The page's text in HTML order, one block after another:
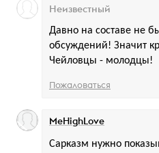
Давно на составе не
обсуждений! Значит
Чейловцы - молодцы!
Неизвестный
Пожаловаться
Сарказм нужно
MeHighLove